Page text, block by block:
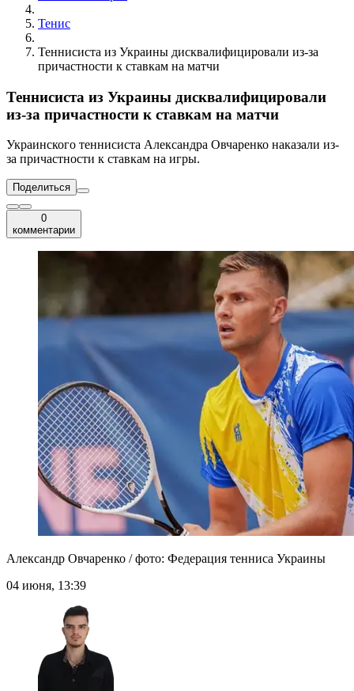
Тенис
Теннисиста из Украины дисквалифицировали из-за
причастности к ставкам на матчи
Теннисиста из Украины дисквалифицировали
из-за причастности к ставкам на матчи
Украинского теннисиста Александра Овчаренко наказали из-
за причастности к ставкам на игры.
Поделиться
0
комментарии
Александр Овчаренко / фото: Федерация тенниса Украины
04 июня, 13:39